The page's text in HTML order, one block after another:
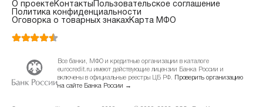
О проектеКонтакты
Пользовательское соглашение
Политика конфиденциальности
Оговорка о товарных знакахКарта МФО
Все банки, МФО и кредитные организации в каталоге
eurocredit.ru имеют действующие лицензии Банка России и
включены в официальные реестры ЦБ РФ.
Проверить организацию
на сайте Банка России →